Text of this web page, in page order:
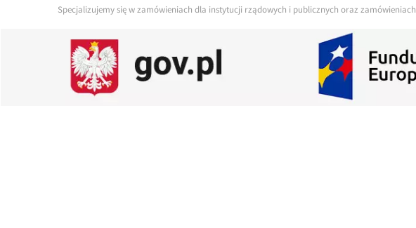
Specjalizujemy się w zamówieniach dla instytucji rządowych i publicznych oraz